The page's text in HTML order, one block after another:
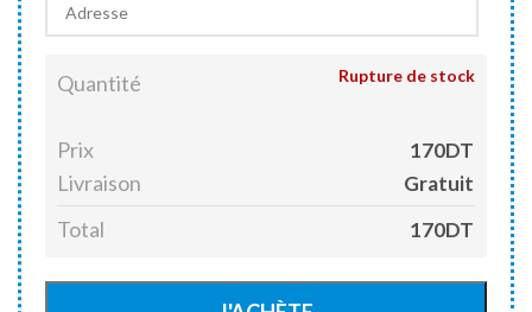
Quantité Rupture de stock
Prix 170DT
Livraison Gratuit
Total 170DT